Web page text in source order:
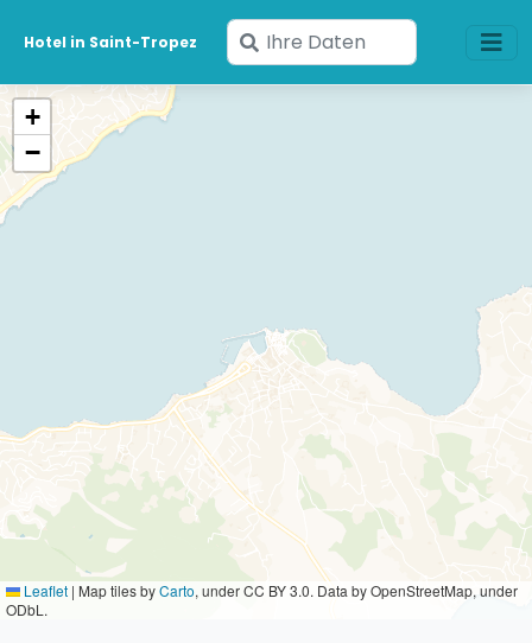
Hotel in Saint-Tropez
Geben
Sie
+
−
Leaflet | Map tiles byCarto, under CC BY 3.0. Data by OpenStreetMap, under
ODbL.